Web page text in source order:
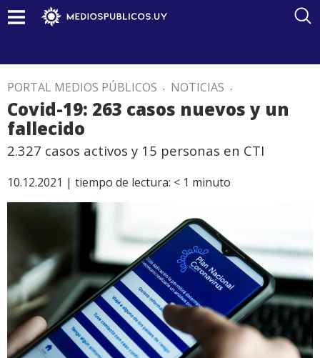
PORTAL MEDIOS PÚBLICOS . NOTICIAS .
Covid-19: 263 casos nuevos y un
fallecido
2.327 casos activos y 15 personas en CTI
10.12.2021 | tiempo de lectura: < 1 minuto